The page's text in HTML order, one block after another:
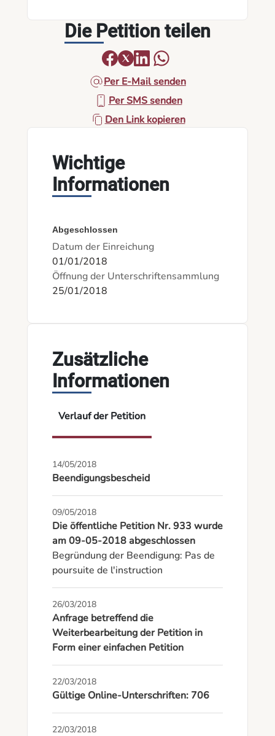
Die Petition teilen
Per E-Mail senden
Per SMS senden
Den Link kopieren
Wichtige
Informationen
Abgeschlossen
Datum der Einreichung
01/01/2018
Öffnung der Unterschriftensammlung
25/01/2018
Zusätzliche
Informationen
Verlauf der Petition
14/05/2018
Beendigungsbescheid
09/05/2018
Die öffentliche Petition Nr. 933 wurde
am 09-05-2018 abgeschlossen
Begründung der Beendigung: Pas de
poursuite de l'instruction
26/03/2018
Anfrage betreffend die
Weiterbearbeitung der Petition in
Form einer einfachen Petition
22/03/2018
Gültige Online-Unterschriften: 706
22/03/2018